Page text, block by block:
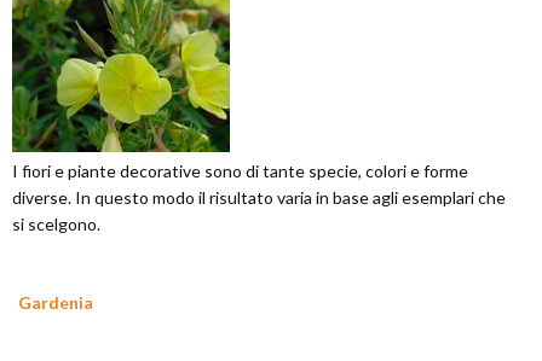
I fiori e piante decorative sono di tante specie, colori e forme
diverse. In questo modo il risultato varia in base agli esemplari che
si scelgono.
Gardenia